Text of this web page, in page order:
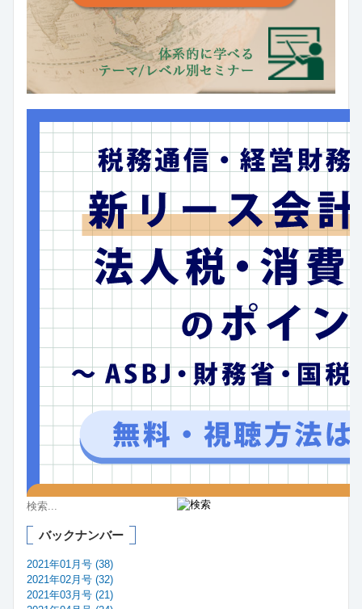
バックナンバー
2021年01月号 (38)
2021年02月号 (32)
2021年03月号 (21)